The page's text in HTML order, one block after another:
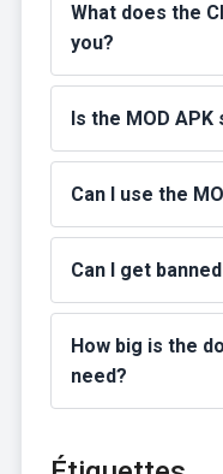
What does the
you?
Is the MOD
Can I use the
Can I get
How big is the
need?